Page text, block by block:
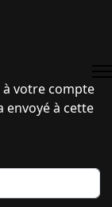
à votre compte
envoyé à cette